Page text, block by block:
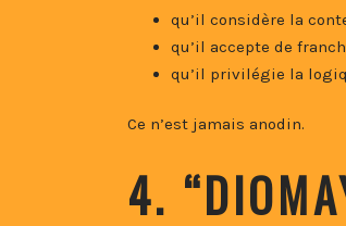
qu’il considère la
qu’il accepte de
qu’il privilégie la
Ce n’est jamais anodin.
4.